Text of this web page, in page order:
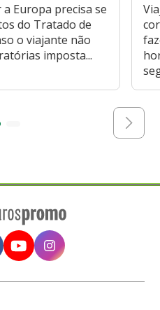
Europa precisa se
do Tratado de
o viajante não
imposta...